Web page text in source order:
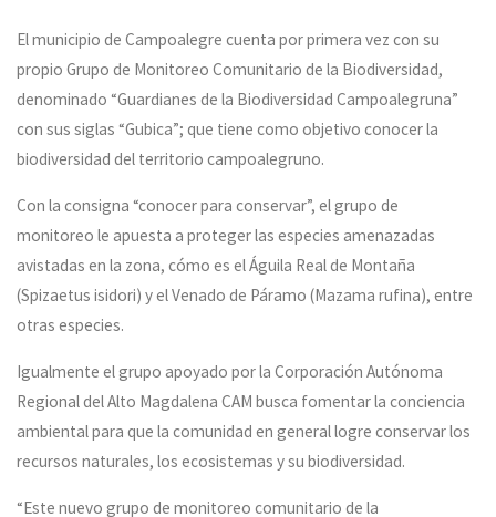
El municipio de Campoalegre cuenta por primera vez con su
propio Grupo de Monitoreo Comunitario de la Biodiversidad,
denominado “Guardianes de la Biodiversidad Campoalegruna”
con sus siglas “Gubica”; que tiene como objetivo conocer la
biodiversidad del territorio campoalegruno.
Con la consigna “conocer para conservar”, el grupo de
monitoreo le apuesta a proteger las especies amenazadas
avistadas en la zona, cómo es el Águila Real de Montaña
(Spizaetus isidori) y el Venado de Páramo (Mazama rufina), entre
otras especies.
Igualmente el grupo apoyado por la Corporación Autónoma
Regional del Alto Magdalena CAM busca fomentar la conciencia
ambiental para que la comunidad en general logre conservar los
recursos naturales, los ecosistemas y su biodiversidad.
“Este nuevo grupo de monitoreo comunitario de la